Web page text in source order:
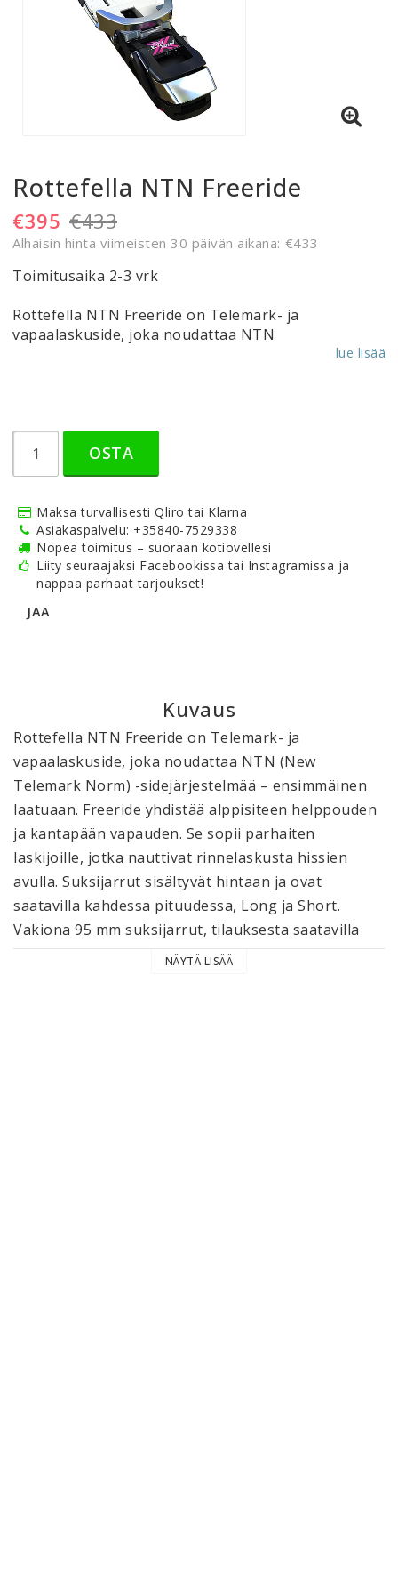
Rottefella NTN Freeride
€433
€395
Alhaisin hinta viimeisten 30 päivän aikana €433
Toimitusaika 2-3 vrk
Rottefella NTN Freeride on Telemark- ja
vapaalaskuside, joka noudattaa NTN
lue lisää
OSTA
Maksa turvallisesti Qliro tai Klarna
Asiakaspalvelu: +35840-7529338
Nopea toimitus – suoraan kotiovellesi
Liity seuraajaksi Facebookissa tai Instagramissa ja
nappaa parhaat tarjoukset!
JAA
Kuvaus
Rottefella NTN Freeride on Telemark- ja
vapaalaskuside, joka noudattaa NTN (New
Telemark Norm) -sidejärjestelmää – ensimmäinen
laatuaan. Freeride yhdistää alppisiteen helppouden
ja kantapään vapauden. Se sopii parhaiten
laskijoille, jotka nauttivat rinnelaskusta hissien
avulla. Suksijarrut sisältyvät hintaan ja ovat
saatavilla kahdessa pituudessa, Long ja Short.
Vakiona 95 mm suksijarrut, tilauksesta saatavilla
myös 110 mm suksijarrut. NÄYTÄ LISÄÄ